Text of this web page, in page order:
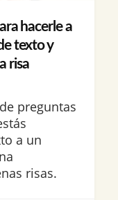
hacerle a
texto y
risa
preguntas
a un
risas.